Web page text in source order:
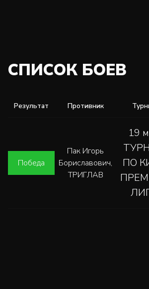
СПИСОК БОЕВ
Результат Противник
Победа
Пак Игорь
Бориславович,
ТРИГЛАВ
19
ПО